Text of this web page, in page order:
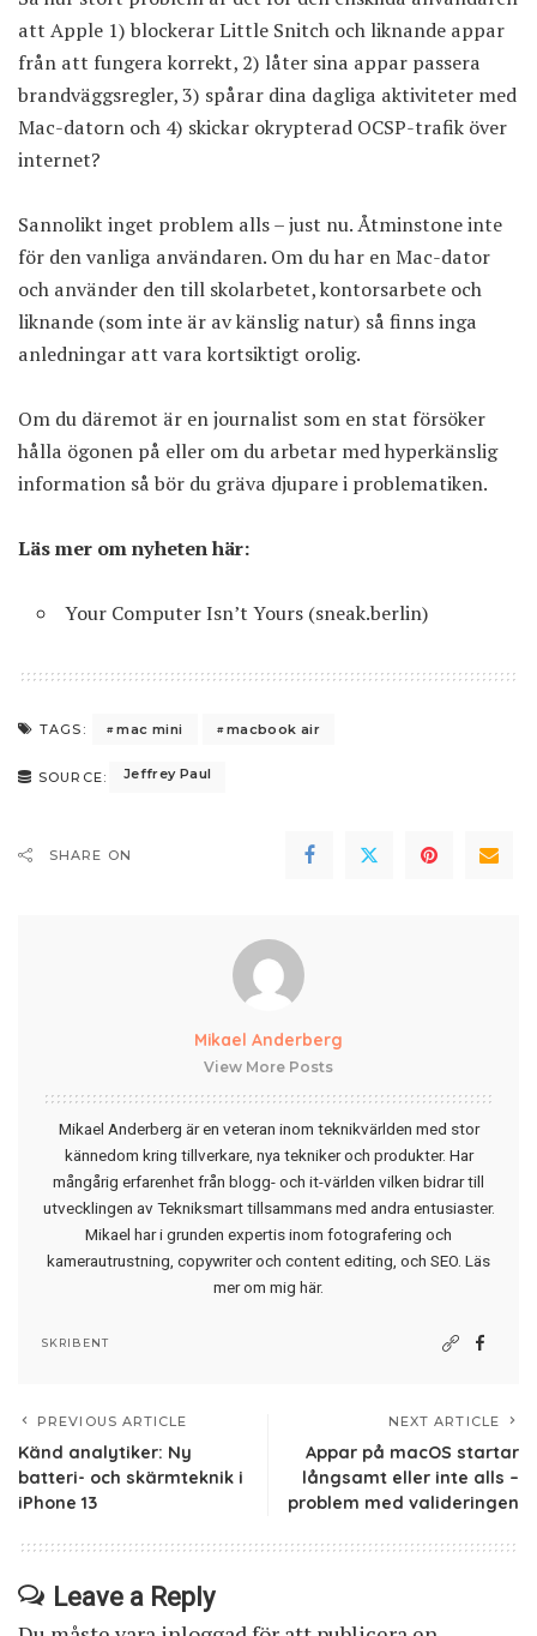
att Apple 1) blockerar Little Snitch och liknande appar
från att fungera korrekt, 2) låter sina appar passera
brandväggsregler, 3) spårar dina dagliga aktiviteter med
Mac-datorn och 4) skickar okrypterad OCSP-trafik över
internet?
Sannolikt inget problem alls – just nu. Åtminstone inte
för den vanliga användaren. Om du har en Mac-dator
och använder den till skolarbetet, kontorsarbete och
liknande (som inte är av känslig natur) så finns inga
anledningar att vara kortsiktigt orolig.
Om du däremot är en journalist som en stat försöker
hålla ögonen på eller om du arbetar med hyperkänslig
information så bör du gräva djupare i problematiken.
Läs mer om nyheten här:
Your Computer Isn’t Yours (sneak.berlin)
TAGS: mac mini macbook air
SOURCE: Jeffrey Paul
SHARE ON
Mikael Anderberg
View More Posts
Mikael Anderberg är en veteran inom teknikvärlden med stor
kännedom kring tillverkare, nya tekniker och produkter. Har
mångårig erfarenhet från blogg- och it-världen vilken bidrar till
utvecklingen av Tekniksmart tillsammans med andra entusiaster.
Mikael har i grunden expertis inom fotografering och
kamerautrustning, copywriter och content editing, och SEO. Läs
mer om mig här.
SKRIBENT
PREVIOUS ARTICLE
Känd analytiker: Ny
batteri- och skärmteknik i
iPhone 13
NEXT ARTICLE
Appar på macOS startar
långsamt eller inte alls –
problem med valideringen
Leave a Reply